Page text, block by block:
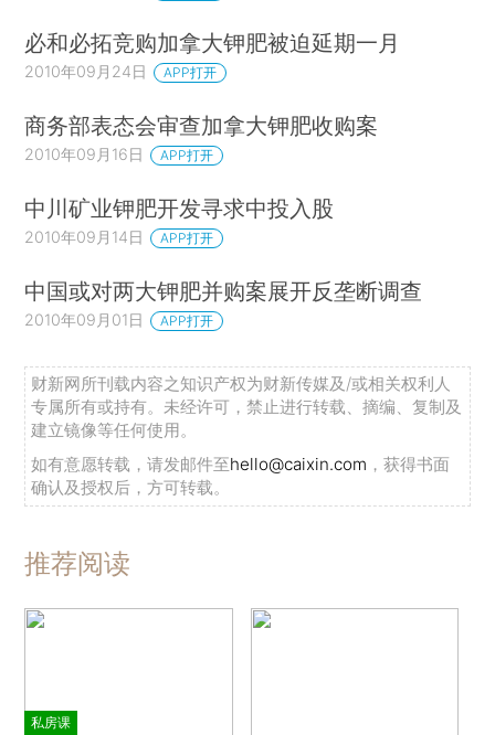
必和必拓竞购加拿大钾肥被迫延期一月
2010年09月24日 APP打开
商务部表态会审查加拿大钾肥收购案
2010年09月16日 APP打开
中川矿业钾肥开发寻求中投入股
2010年09月14日 APP打开
中国或对两大钾肥并购案展开反垄断调查
2010年09月01日 APP打开
财新网所刊载内容之知识产权为财新传媒及/或相关权利人
专属所有或持有。未经许可，禁止进行转载、摘编、复制及
建立镜像等任何使用。
如有意愿转载，请发邮件至hello@caixin.com ，获得书面
确认及授权后，方可转载。
推荐阅读
私房课